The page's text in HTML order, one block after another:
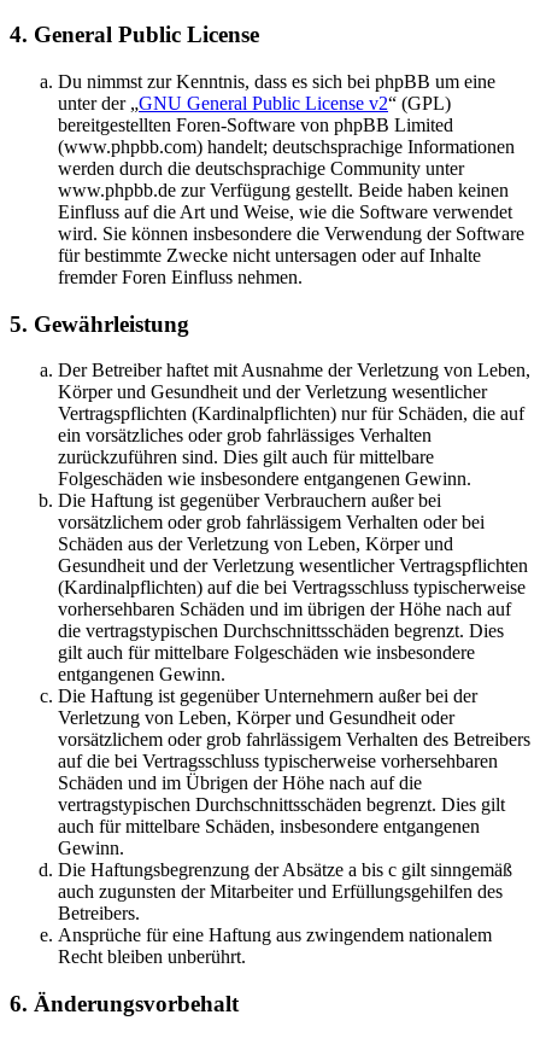
4. General Public License
Du nimmst zur Kenntnis, dass es sich bei phpBB um eine
unter der „GNU General Public License v2“ (GPL)
bereitgestellten Foren-Software von phpBB Limited
(www.phpbb.com) handelt; deutschsprachige Informationen
werden durch die deutschsprachige Community unter
www.phpbb.de zur Verfügung gestellt. Beide haben keinen
Einfluss auf die Art und Weise, wie die Software verwendet
wird. Sie können insbesondere die Verwendung der Software
für bestimmte Zwecke nicht untersagen oder auf Inhalte
fremder Foren Einfluss nehmen.
5. Gewährleistung
Der Betreiber haftet mit Ausnahme der Verletzung von Leben,
Körper und Gesundheit und der Verletzung wesentlicher
Vertragspflichten (Kardinalpflichten) nur für Schäden, die auf
ein vorsätzliches oder grob fahrlässiges Verhalten
zurückzuführen sind. Dies gilt auch für mittelbare
Folgeschäden wie insbesondere entgangenen Gewinn.
Die Haftung ist gegenüber Verbrauchern außer bei
vorsätzlichem oder grob fahrlässigem Verhalten oder bei
Schäden aus der Verletzung von Leben, Körper und
Gesundheit und der Verletzung wesentlicher Vertragspflichten
(Kardinalpflichten) auf die bei Vertragsschluss typischerweise
vorhersehbaren Schäden und im übrigen der Höhe nach auf
die vertragstypischen Durchschnittsschäden begrenzt. Dies
gilt auch für mittelbare Folgeschäden wie insbesondere
entgangenen Gewinn.
Die Haftung ist gegenüber Unternehmern außer bei der
Verletzung von Leben, Körper und Gesundheit oder
vorsätzlichem oder grob fahrlässigem Verhalten des Betreibers
auf die bei Vertragsschluss typischerweise vorhersehbaren
Schäden und im Übrigen der Höhe nach auf die
vertragstypischen Durchschnittsschäden begrenzt. Dies gilt
auch für mittelbare Schäden, insbesondere entgangenen
Gewinn.
Die Haftungsbegrenzung der Absätze a bis c gilt sinngemäß
auch zugunsten der Mitarbeiter und Erfüllungsgehilfen des
Betreibers.
Ansprüche für eine Haftung aus zwingendem nationalem
Recht bleiben unberührt.
6. Änderungsvorbehalt